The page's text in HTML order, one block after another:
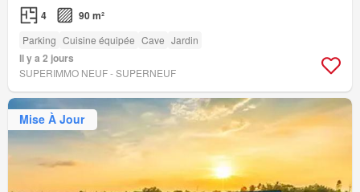
4 90 m²
Parking Cuisine équipée Cave Jardin
Il y a 2 jours
SUPERIMMO NEUF - SUPERNEUF
Mise À Jour